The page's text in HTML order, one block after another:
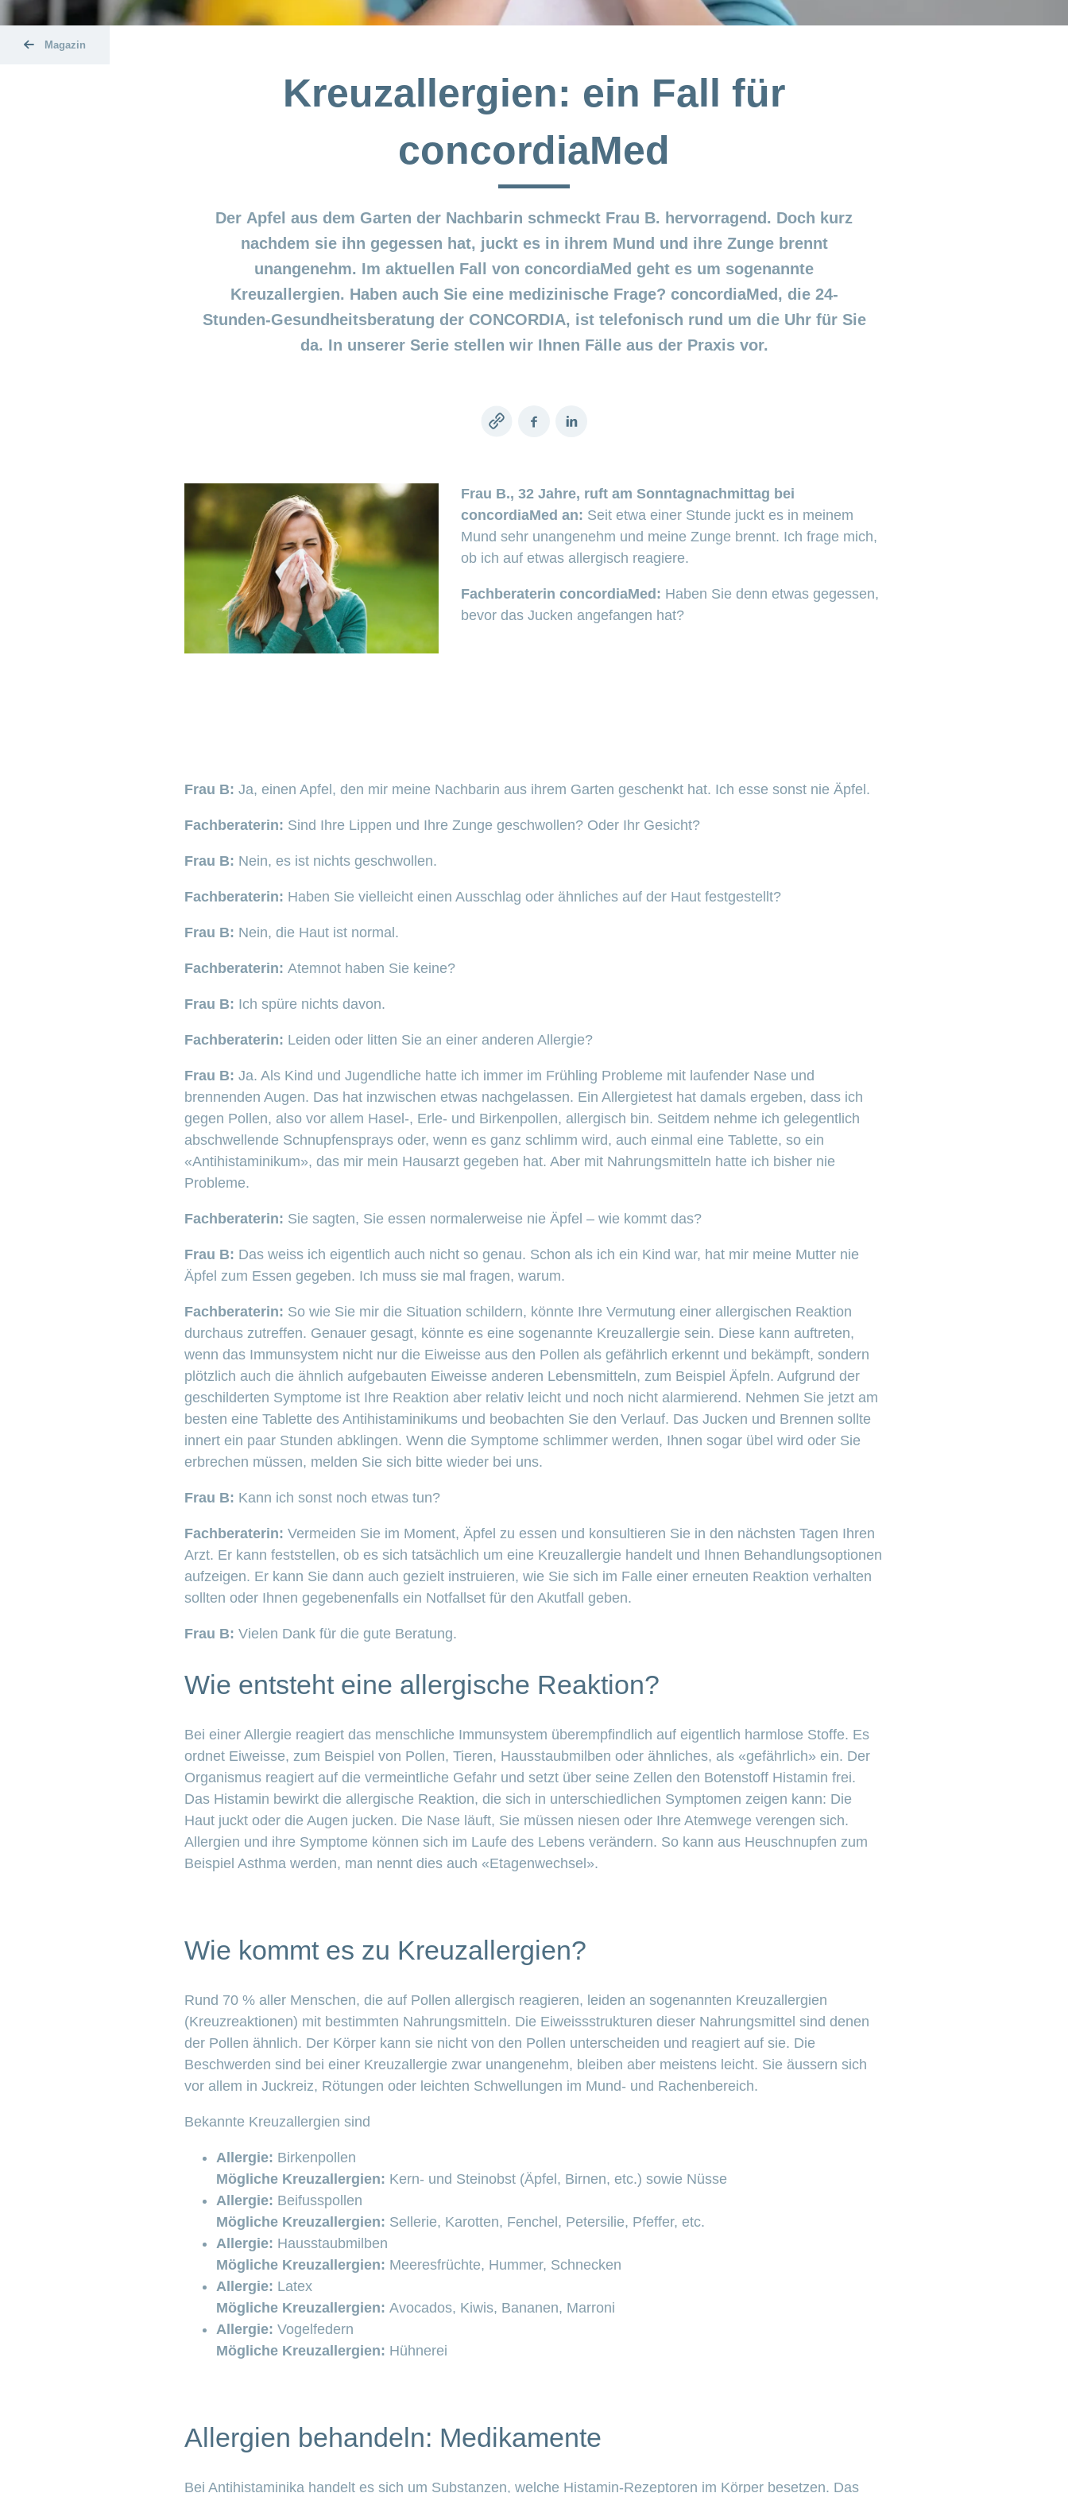
Magazin
Kreuzallergien: ein Fall für
concordiaMed
Der Apfel aus dem Garten der Nachbarin schmeckt Frau B. hervorragend. Doch kurz
nachdem sie ihn gegessen hat, juckt es in ihrem Mund und ihre Zunge brennt
unangenehm. Im aktuellen Fall von concordiaMed geht es um sogenannte
Kreuzallergien. Haben auch Sie eine medizinische Frage? concordiaMed, die 24-
Stunden-Gesundheitsberatung der CONCORDIA, ist telefonisch rund um die Uhr für Sie
da. In unserer Serie stellen wir Ihnen Fälle aus der Praxis vor.
Copy
FacebookLinkedIn
Frau B., 32 Jahre, ruft am Sonntagnachmittag bei
concordiaMed an: Seit etwa einer Stunde juckt es in meinem
Mund sehr unangenehm und meine Zunge brennt. Ich frage mich,
ob ich auf etwas allergisch reagiere.
Fachberaterin concordiaMed: Haben Sie denn etwas gegessen,
bevor das Jucken angefangen hat?
Frau B: Ja, einen Apfel, den mir meine Nachbarin aus ihrem Garten geschenkt hat. Ich esse sonst nie Äpfel.
Fachberaterin: Sind Ihre Lippen und Ihre Zunge geschwollen? Oder Ihr Gesicht?
Frau B: Nein, es ist nichts geschwollen.
Fachberaterin: Haben Sie vielleicht einen Ausschlag oder ähnliches auf der Haut festgestellt?
Frau B: Nein, die Haut ist normal.
Fachberaterin: Atemnot haben Sie keine?
Frau B: Ich spüre nichts davon.
Fachberaterin: Leiden oder litten Sie an einer anderen Allergie?
Frau B: Ja. Als Kind und Jugendliche hatte ich immer im Frühling Probleme mit laufender Nase und
brennenden Augen. Das hat inzwischen etwas nachgelassen. Ein Allergietest hat damals ergeben, dass ich
gegen Pollen, also vor allem Hasel-, Erle- und Birkenpollen, allergisch bin. Seitdem nehme ich gelegentlich
abschwellende Schnupfensprays oder, wenn es ganz schlimm wird, auch einmal eine Tablette, so ein
«Antihistaminikum», das mir mein Hausarzt gegeben hat. Aber mit Nahrungsmitteln hatte ich bisher nie
Probleme.
Fachberaterin: Sie sagten, Sie essen normalerweise nie Äpfel – wie kommt das?
Frau B: Das weiss ich eigentlich auch nicht so genau. Schon als ich ein Kind war, hat mir meine Mutter nie
Äpfel zum Essen gegeben. Ich muss sie mal fragen, warum.
Fachberaterin: So wie Sie mir die Situation schildern, könnte Ihre Vermutung einer allergischen Reaktion
durchaus zutreffen. Genauer gesagt, könnte es eine sogenannte Kreuzallergie sein. Diese kann auftreten,
wenn das Immunsystem nicht nur die Eiweisse aus den Pollen als gefährlich erkennt und bekämpft, sondern
plötzlich auch die ähnlich aufgebauten Eiweisse anderen Lebensmitteln, zum Beispiel Äpfeln. Aufgrund der
geschilderten Symptome ist Ihre Reaktion aber relativ leicht und noch nicht alarmierend. Nehmen Sie jetzt am
besten eine Tablette des Antihistaminikums und beobachten Sie den Verlauf. Das Jucken und Brennen sollte
innert ein paar Stunden abklingen. Wenn die Symptome schlimmer werden, Ihnen sogar übel wird oder Sie
erbrechen müssen, melden Sie sich bitte wieder bei uns.
Frau B: Kann ich sonst noch etwas tun?
Fachberaterin: Vermeiden Sie im Moment, Äpfel zu essen und konsultieren Sie in den nächsten Tagen Ihren
Arzt. Er kann feststellen, ob es sich tatsächlich um eine Kreuzallergie handelt und Ihnen Behandlungsoptionen
aufzeigen. Er kann Sie dann auch gezielt instruieren, wie Sie sich im Falle einer erneuten Reaktion verhalten
sollten oder Ihnen gegebenenfalls ein Notfallset für den Akutfall geben.
Frau B: Vielen Dank für die gute Beratung.
Wie entsteht eine allergische Reaktion?
Bei einer Allergie reagiert das menschliche Immunsystem überempfindlich auf eigentlich harmlose Stoffe. Es
ordnet Eiweisse, zum Beispiel von Pollen, Tieren, Hausstaubmilben oder ähnliches, als «gefährlich» ein. Der
Organismus reagiert auf die vermeintliche Gefahr und setzt über seine Zellen den Botenstoff Histamin frei.
Das Histamin bewirkt die allergische Reaktion, die sich in unterschiedlichen Symptomen zeigen kann: Die
Haut juckt oder die Augen jucken. Die Nase läuft, Sie müssen niesen oder Ihre Atemwege verengen sich.
Allergien und ihre Symptome können sich im Laufe des Lebens verändern. So kann aus Heuschnupfen zum
Beispiel Asthma werden, man nennt dies auch «Etagenwechsel».
Wie kommt es zu Kreuzallergien?
Rund 70 % aller Menschen, die auf Pollen allergisch reagieren, leiden an sogenannten Kreuzallergien
(Kreuzreaktionen) mit bestimmten Nahrungsmitteln. Die Eiweissstrukturen dieser Nahrungsmittel sind denen
der Pollen ähnlich. Der Körper kann sie nicht von den Pollen unterscheiden und reagiert auf sie. Die
Beschwerden sind bei einer Kreuzallergie zwar unangenehm, bleiben aber meistens leicht. Sie äussern sich
vor allem in Juckreiz, Rötungen oder leichten Schwellungen im Mund- und Rachenbereich.
Bekannte Kreuzallergien sind
Allergie: Birkenpollen
Mögliche Kreuzallergien: Kern- und Steinobst (Äpfel, Birnen, etc.) sowie Nüsse
Allergie: Beifusspollen
Mögliche Kreuzallergien: Sellerie, Karotten, Fenchel, Petersilie, Pfeffer, etc.
Allergie: Hausstaubmilben
Mögliche Kreuzallergien: Meeresfrüchte, Hummer, Schnecken
Allergie: Latex
Mögliche Kreuzallergien: Avocados, Kiwis, Bananen, Marroni
Allergie: Vogelfedern
Mögliche Kreuzallergien: Hühnerei
Allergien behandeln: Medikamente
Bei Antihistaminika handelt es sich um Substanzen, welche Histamin-Rezeptoren im Körper besetzen. Das